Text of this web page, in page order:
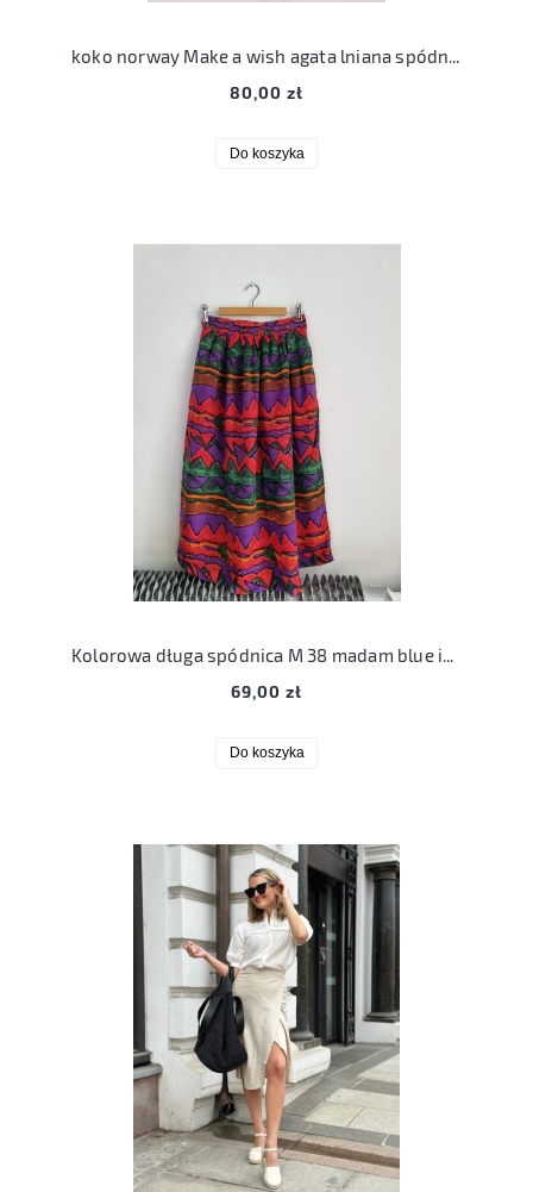
koko norway Make a wish agata lniana spódnica XXL 44 zielona len
80,00 zł
Do koszyka
Kolorowa długa spódnica M 38 madam blue indie etno
69,00 zł
Do koszyka